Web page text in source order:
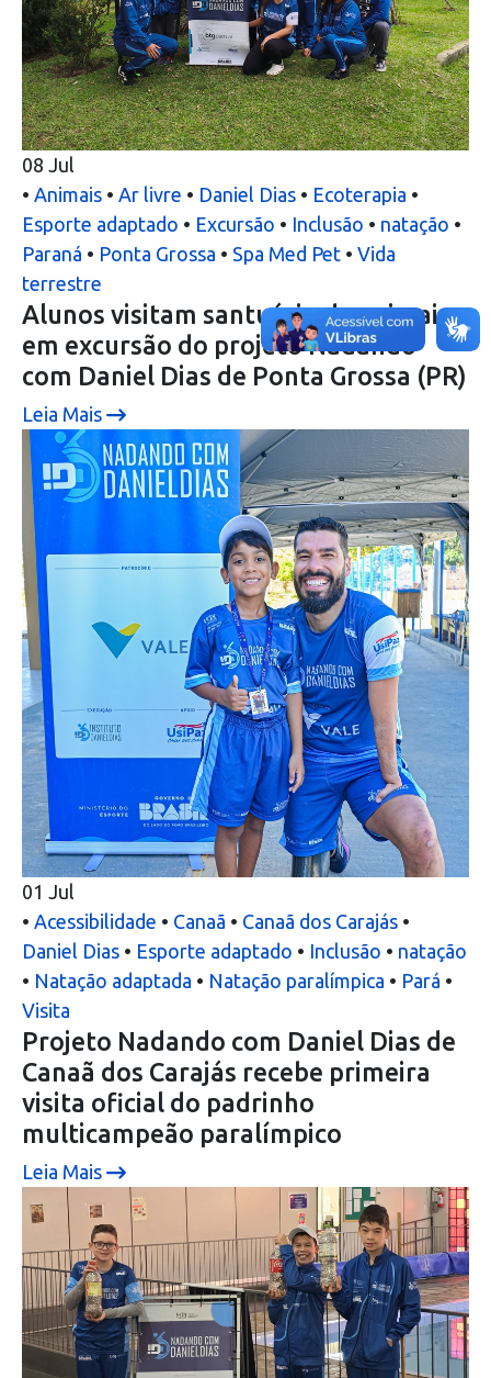
08 Jul
• Animais • Ar livre • Daniel Dias • Ecoterapia •
Esporte adaptado • Excursão • Inclusão • natação •
Paraná • Ponta Grossa • Spa Med Pet • Vida
terrestre
Alunos visitam santuário de animais
em excursão do projeto Nadando
com Daniel Dias de Ponta Grossa (PR)
Leia Mais
01 Jul
• Acessibilidade • Canaã • Canaã dos Carajás •
Daniel Dias • Esporte adaptado • Inclusão • natação
• Natação adaptada • Natação paralímpica • Pará •
Visita
Projeto Nadando com Daniel Dias de
Canaã dos Carajás recebe primeira
visita oficial do padrinho
multicampeão paralímpico
Leia Mais